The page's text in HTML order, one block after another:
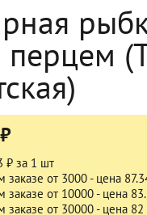
перцем
₽ за 1 шт
от 3000 - цена
от 10000 - цена
от 30000 - цена 82